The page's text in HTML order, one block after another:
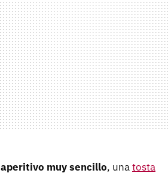
aperitivo muy sencillo, unatosta